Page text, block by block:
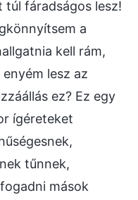
túl fáradságos lesz!
a
kell rám,
lesz az
ez? Ez egy
ígéreteket
tűnnek,
mások